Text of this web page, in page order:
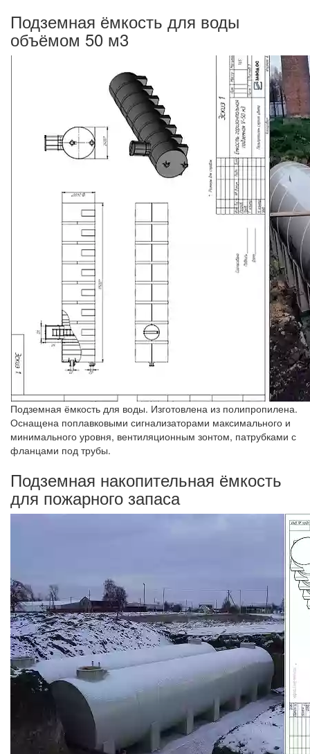
Подземная ёмкость для воды
объёмом 50 м3
Подземная ёмкость для воды. Изготовлена из полипропилена.
Оснащена поплавковыми сигнализаторами максимального и
минимального уровня, вентиляционным зонтом, патрубками с
фланцами под трубы.
Подземная накопительная ёмкость
для пожарного запаса